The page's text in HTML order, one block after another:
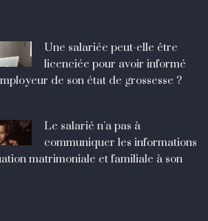
Une salariée peut-elle être
licenciée pour avoir informé
de son état de grossesse ?
Le salarié n’a pas à
communiquer les informations
matrimoniale et familiale à son